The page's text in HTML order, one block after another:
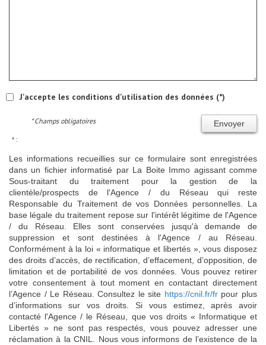
J'accepte les conditions d'utilisation des données (*)
Envoyer
* Champs obligatoires
* :
Les informations recueillies sur ce formulaire sont enregistrées
dans un fichier informatisé par La Boite Immo agissant comme
Sous-traitant du traitement pour la gestion de la
clientèle/prospects de l'Agence / du Réseau qui reste
Responsable du Traitement de vos Données personnelles. La
base légale du traitement repose sur l'intérêt légitime de l'Agence
/ du Réseau. Elles sont conservées jusqu'à demande de
suppression et sont destinées à l'Agence / au Réseau.
Conformément à la loi « informatique et libertés », vous disposez
des droits d’accès, de rectification, d’effacement, d’opposition, de
limitation et de portabilité de vos données. Vous pouvez retirer
votre consentement à tout moment en contactant directement
l’Agence / Le Réseau. Consultez le site https://cnil.fr/frpour plus
d’informations sur vos droits. Si vous estimez, après avoir
contacté l'Agence / le Réseau, que vos droits « Informatique et
Libertés » ne sont pas respectés, vous pouvez adresser une
réclamation à la CNIL. Nous vous informons de l’existence de la